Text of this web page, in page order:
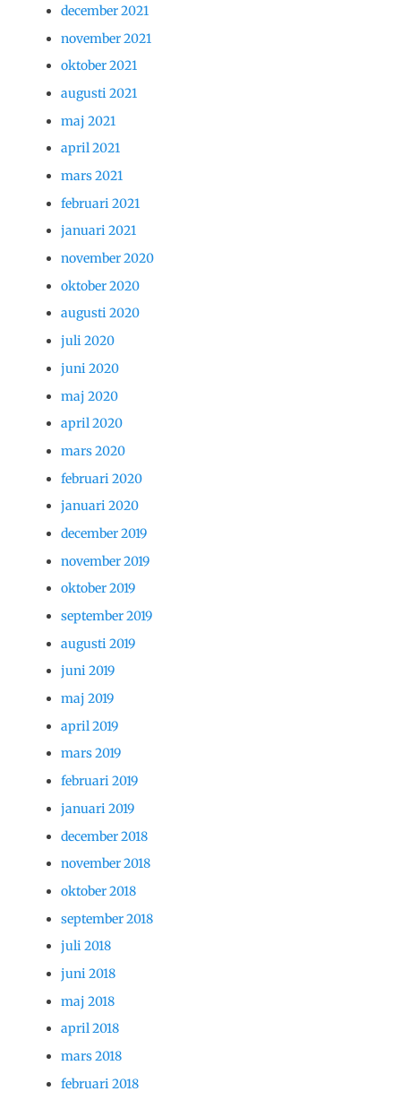
december 2021
november 2021
oktober 2021
augusti 2021
maj 2021
april 2021
mars 2021
februari 2021
januari 2021
november 2020
oktober 2020
augusti 2020
juli 2020
juni 2020
maj 2020
april 2020
mars 2020
februari 2020
januari 2020
december 2019
november 2019
oktober 2019
september 2019
augusti 2019
juni 2019
maj 2019
april 2019
mars 2019
februari 2019
januari 2019
december 2018
november 2018
oktober 2018
september 2018
juli 2018
juni 2018
maj 2018
april 2018
mars 2018
februari 2018